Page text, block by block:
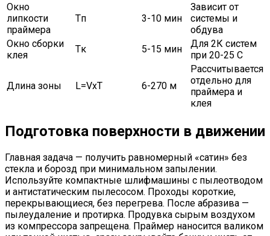
Окно
липкости
праймера
Tп 3-10 мин
Зависит от
системы и
обдува
Окно сборки
клея
Tк 5-15 мин
Для 2К систем
при 20-25 C
Длина зоны L=VxT 6-270 м
Рассчитывается
отдельно для
праймера и
клея
Подготовка поверхности в движении
Главная задача — получить равномерный «сатин» без
стекла и борозд при минимальном запылении.
Используйте компактные шлифмашины с пылеотводом
и антистатическим пылесосом. Проходы короткие,
перекрывающиеся, без перегрева. После абразива —
пылеудаление и протирка. Продувка сырым воздухом
из компрессора запрещена. Праймер наносится валиком